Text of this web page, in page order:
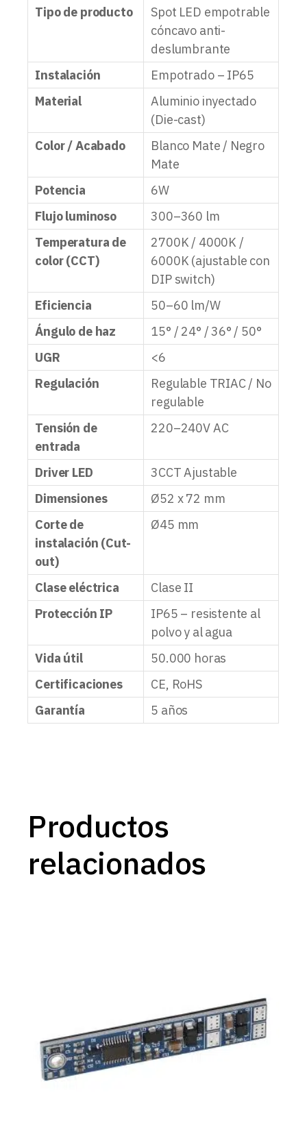
Tipo de producto
Spot LED empotrable
cóncavo anti-
deslumbrante
Instalación
Empotrado – IP65
Material
Aluminio inyectado
(Die-cast)
Color / Acabado
Blanco Mate / Negro
Mate
Potencia
6W
Flujo luminoso
300–360 lm
Temperatura de
color (CCT)
2700K / 4000K /
6000K (ajustable con
DIP switch)
Eficiencia
50–60 lm/W
Ángulo de haz
15° / 24° / 36° / 50°
UGR
<6
Regulación
Regulable TRIAC / No
regulable
Tensión de
entrada
220–240V AC
Driver LED
3CCT Ajustable
Dimensiones
Ø52 x 72 mm
Corte de
instalación (Cut-
out)
Ø45 mm
Clase eléctrica
Clase II
Protección IP
IP65 – resistente al
polvo y al agua
Vida útil
50.000 horas
Certificaciones
CE, RoHS
Garantía
5 años
Productos
relacionados